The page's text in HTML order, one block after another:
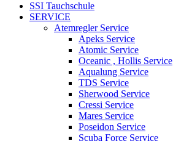
SSI Tauchschule
SERVICE
Atemregler Service
Apeks Service
Atomic Service
Oceanic , Hollis Service
Aqualung Service
TDS Service
Sherwood Service
Cressi Service
Mares Service
Poseidon Service
Scuba Force Service